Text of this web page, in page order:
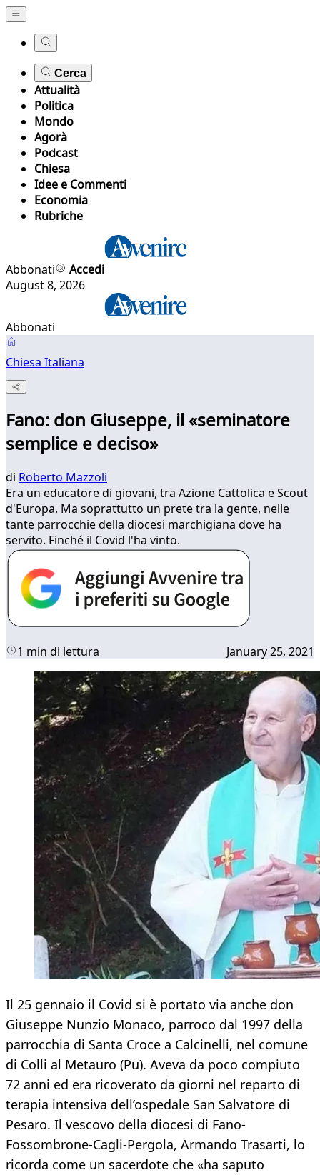
Cerca
Attualità
Politica
Mondo
Agorà
Podcast
Chiesa
Idee e Commenti
Economia
Rubriche
Abbonati
Accedi
August 8, 2026
Abbonati
Chiesa Italiana
Fano: don Giuseppe, il «seminatore
semplice e deciso»
di Roberto Mazzoli
Era un educatore di giovani, tra Azione Cattolica e Scout
d'Europa. Ma soprattutto un prete tra la gente, nelle
tante parrocchie della diocesi marchigiana dove ha
servito. Finché il Covid l'ha vinto.
1 min di lettura January 25, 2021
Il 25 gennaio il Covid si è portato via anche don
Giuseppe Nunzio Monaco, parroco dal 1997 della
parrocchia di Santa Croce a Calcinelli, nel comune
di Colli al Metauro (Pu). Aveva da poco compiuto
72 anni ed era ricoverato da giorni nel reparto di
terapia intensiva dell’ospedale San Salvatore di
Pesaro. Il vescovo della diocesi di Fano-
Fossombrone-Cagli-Pergola, Armando Trasarti, lo
ricorda come un sacerdote che «ha saputo